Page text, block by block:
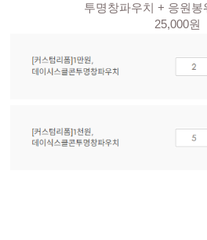
투명창파우치 + 응원봉
25,000원